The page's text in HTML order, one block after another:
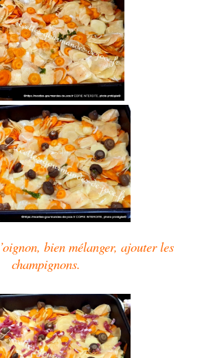
bien mélanger, ajouter les
champignons.